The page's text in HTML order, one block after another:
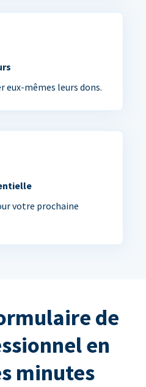
eux-mêmes leurs dons.
votre prochaine
de
en
minutes